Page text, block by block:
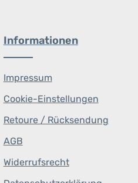
Informationen
Impressum
Cookie-Einstellungen
Retoure / Rücksendung
AGB
Widerrufsrecht